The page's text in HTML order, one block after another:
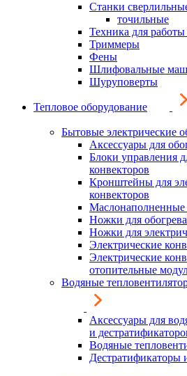
Станки
точильные
Техника для
Триммеры
Фены
Шлифовальные
Шуруповерты
Тепловое оборудование
Бытовые электрические
Аксессуары для
Блоки управления
конвекторов
Кронштейны для
конвекторов
Маслонаполненные
Ножки для
Ножки для
Электрические
Электрические
отопительные
Водяные
Аксессуары для
и
Водяные
Дестратификаторы